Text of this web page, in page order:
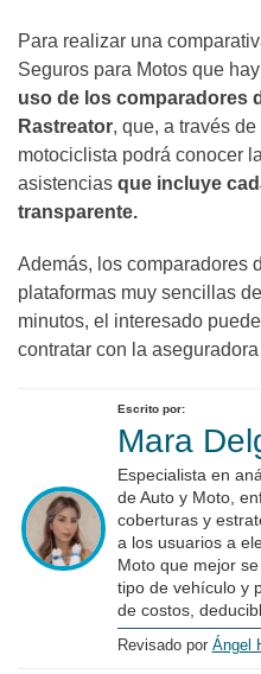
Para realizar una
Seguros para Motos que
uso de los comparadores
Rastreator, que, a través de
motociclista podrá conocer
asistencias que incluye
transparente.
Además, los comparadores
plataformas muy sencillas
minutos, el interesado
contratar con la
Escrito por:
Mara
Especialista en
de Auto y Moto,
coberturas y
a los usuarios a
Moto que mejor
tipo de vehículo y
de costos,
Revisado por Ángel